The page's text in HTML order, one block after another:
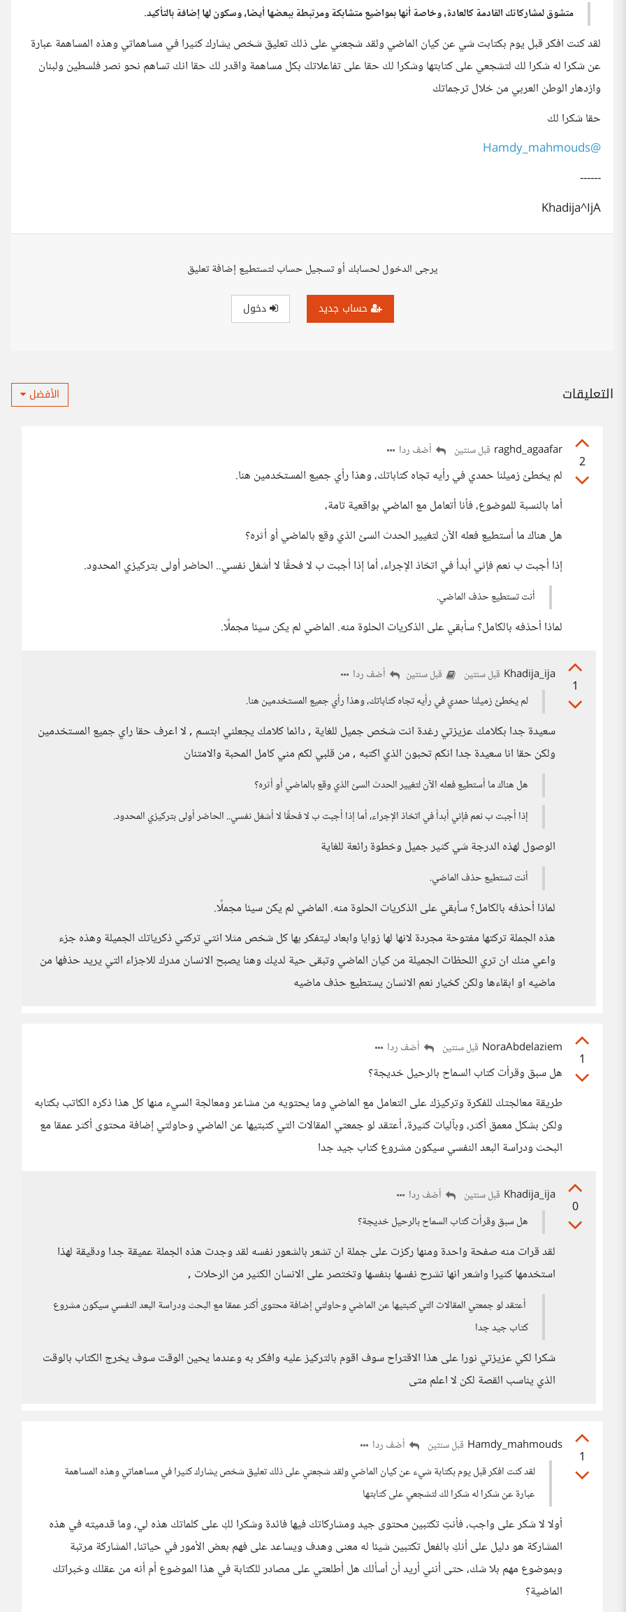
متشوق لمشاركاتك القادمة كالعادة، وخاصة أنها بمواضيع متشابكة ومرتبطة ببعضها أيضا، وسكون لها إضافة بالتأكيد.
لقد كنت افكر قبل يوم بكتابت شي عن كيان الماضي ولقد شجعني على ذلك تعليق شخص يشارك كثيرا في مساهماتي وهذه المساهمة عبارة
عن شكرا له شكرا لك لتشجعي على كتابتها وشكرا لك حقا على تفاعلاتك بكل مساهمة واقدر لك حقا انك تساهم نحو نصر فلسطين ولبنان
وازدهار الوطن العربي من خلال ترجماتك
حقا شكرا لك
@Hamdy_mahmouds
------
Khadija^IjA
يرجى الدخول لحسابك أو تسجيل حساب لتستطيع إضافة تعليق
حساب جديد دخول
التعليقات الأفضل
2
raghd_agaafar قبل سنتين أضف ردا
لم يخطئ زميلنا حمدي في رأيه تجاه كتاباتك، وهذا رأي جميع المستخدمين هنا.
أما بالنسبة للموضوع، فأنا أتعامل مع الماضي بواقعية تامة،
هل هناك ما أستطيع فعله الآن لتغيير الحدث السئ الذي وقع بالماضي أو أثره؟
إذا أجبت ب نعم فإني أبدأ في اتخاذ الإجراء، أما إذا أجبت ب لا فحقًا لا أشغل نفسي.. الحاضر أولى بتركيزي المحدود.
أنت تستطيع حذف الماضي.
لماذا أحذفه بالكامل؟ سأبقي على الذكريات الحلوة منه. الماضي لم يكن سيئا مجملًا.
1
Khadija_ija قبل سنتين قبل سنتين
أضف ردا
لم يخطئ زميلنا حمدي في رأيه تجاه كتاباتك، وهذا رأي جميع المستخدمين هنا.
سعيدة جدا بكلامك عزيزتي رغدة انت شخص جميل للغاية , دائما كلامك يجعلني ابتسم , لا اعرف حقا راي جميع المستخدمين
ولكن حقا انا سعيدة جدا انكم تحبون الذي اكتبه , من قلبي لكم مني كامل المحبة والامتنان
هل هناك ما أستطيع فعله الآن لتغيير الحدث السئ الذي وقع بالماضي أو أثره؟
إذا أجبت ب نعم فإني أبدأ في اتخاذ الإجراء، أما إذا أجبت ب لا فحقًا لا أشغل نفسي.. الحاضر أولى بتركيزي المحدود.
الوصول لهذه الدرجة شي كثير جميل وخطوة رائعة للغاية
أنت تستطيع حذف الماضي.
لماذا أحذفه بالكامل؟ سأبقي على الذكريات الحلوة منه. الماضي لم يكن سيئا مجملًا.
هذه الجملة تركتها مفتوحة مجردة لانها لها زوايا وابعاد ليتفكر بها كل شخص مثلا انتي تركتي ذكرياتك الجميلة وهذه جزء
واعي منك ان تري اللحظات الجميلة من كيان الماضي وتبقى حية لديك وهنا يصبح الانسان مدرك للاجزاء التي يريد حذفها من
ماضيه او ابقاءها ولكن كخيار نعم الانسان يستطيع حذف ماضيه
1
NoraAbdelaziem قبل سنتين أضف ردا
هل سبق وقرأت كتاب السماح بالرحيل خديجة؟
طريقة معالجتك للفكرة وتركيزك على التعامل مع الماضي وما يحتويه من مشاعر ومعالجة السيء منها كل هذا ذكره الكاتب بكتابه
ولكن بشكل معمق أكثر، وبآليات كثيرة، أعتقد لو جمعتي المقالات التي كتبتيها عن الماضي وحاولتي إضافة محتوى أكثر عمقا مع
البحث ودراسة البعد النفسي سيكون مشروع كتاب جيد جدا
0
Khadija_ija قبل سنتين
أضف ردا
هل سبق وقرأت كتاب السماح بالرحيل خديجة؟
لقد قرات منه صفحة واحدة ومنها ركزت على جملة ان تشعر بالشعور نفسه لقد وجدت هذه الجملة عميقة جدا ودقيقة لهذا
استخدمها كثيرا واشعر انها تشرح نفسها بنفسها وتختصر على الانسان الكثير من الرحلات ,
أعتقد لو جمعتي المقالات التي كتبتيها عن الماضي وحاولتي إضافة محتوى أكثر عمقا مع البحث ودراسة البعد النفسي سيكون مشروع
كتاب جيد جدا
شكرا لكي عزيزتي نورا على هذا الاقتراح سوف اقوم بالتركيز عليه وافكر به وعندما يحين الوقت سوف يخرج الكتاب بالوقت
الذي يناسب القصة لكن لا اعلم متى
1
Hamdy_mahmouds قبل سنتين
أضف ردا
لقد كنت افكر قبل يوم بكتابة شيء عن كيان الماضي ولقد شجعني على ذلك تعليق شخص يشارك كثيرا في مساهماتي وهذه المساهمة
عبارة عن شكرا له شكرا لك لتشجعي على كتابتها
أولا لا شكر على واجب، فأنتِ تكتبين محتوى جيد ومشاركاتك فيها فائدة وشكرا لكِ على كلماتك هذه لي، وما قدميته في هذه
المشاركة هو دليل على أنكِ بالفعل تكتبين شيئا له معنى وهدف ويساعد على فهم بعض الأمور في حياتنا، المشاركة مرتبة
وبموضوع مهم بلا شك، حتى أنني أريد أن أسألك هل أطلعتي على مصادر للكتابة في هذا الموضوع أم أنه من عقلك وخبراتك
الماضية؟